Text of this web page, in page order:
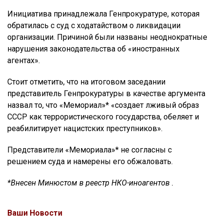
Инициатива принадлежала Генпрокуратуре, которая
обратилась с суд с ходатайством о ликвидации
организации. Причиной были названы неоднократные
нарушения законодательства об «иностранных
агентах».
Стоит отметить, что на итоговом заседании
представитель Генпрокуратуры в качестве аргумента
назвал то, что «Мемориал»* «создает лживый образ
СССР как террористического государства, обеляет и
реабилитирует нацистских преступников».
Представители «Мемориала»* не согласны с
решением суда и намерены его обжаловать.
*Внесен Минюстом в реестр НКО-иноагентов .
Ваши Новости